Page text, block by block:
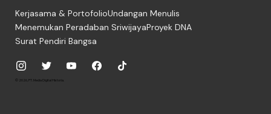
Kerjasama & PortofolioUndangan Menulis
Menemukan Peradaban SriwijayaProyek DNA
Surat Pendiri Bangsa
© 2026, PT. Media Digital Historia.